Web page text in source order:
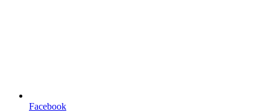
Facebook